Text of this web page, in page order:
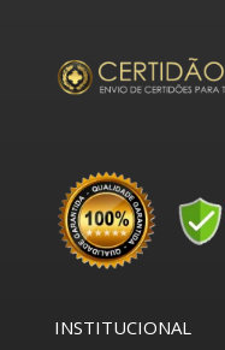
INSTITUCIONAL